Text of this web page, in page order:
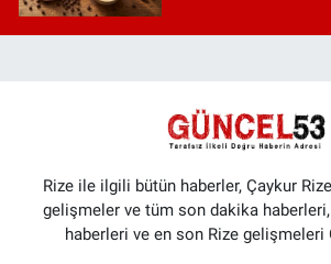
Rize ile ilgili bütün haberler, Çaykur
gelişmeler ve tüm son dakika
haberleri ve en son Rize gelişmeleri